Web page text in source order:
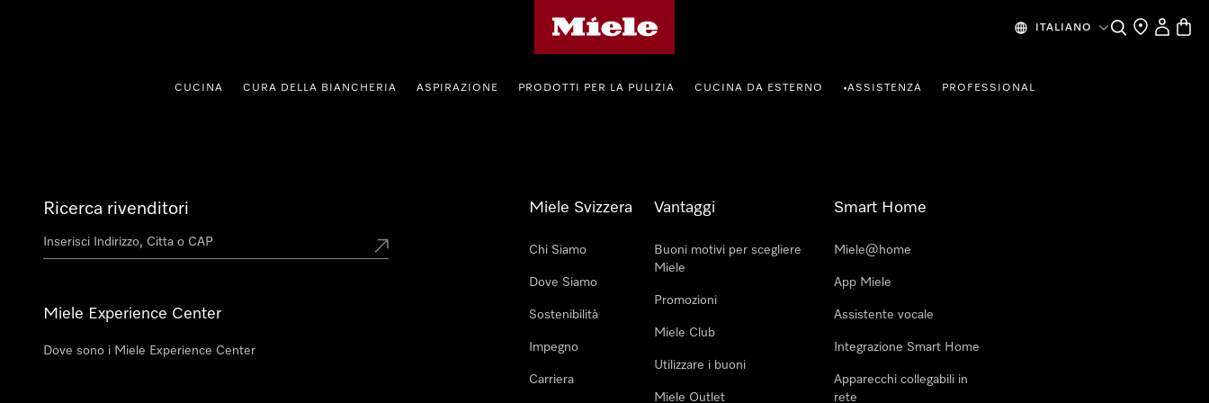
ITALIANO CercaRicerca
Il mio
CUCINA CURA DELLA BIANCHERIA ASPIRAZIONE PRODOTTI PER LA PULIZIA CUCINA DA ESTERNO •ASSISTENZA PROFESSIONAL
Ricerca rivenditori
Miele Experience Center
Dove sono i Miele Experience Center
Miele Svizzera
Chi Siamo
Dove Siamo
Sostenibilità
Impegno
Carriera
Vantaggi
Buoni motivi per scegliere
Miele
Promozioni
Miele Club
Utilizzare i buoni
Miele Outlet
Smart Home
Miele@home
App Miele
Assistente vocale
Integrazione Smart Home
Apparecchi collegabili in
rete